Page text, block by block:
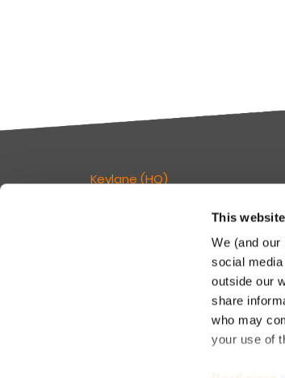
This
We (and
social
outside our
share
who may
your use of
Keylane (HQ)
info.dach@keylane.com
Standorte besuchen Sie bitte unsere